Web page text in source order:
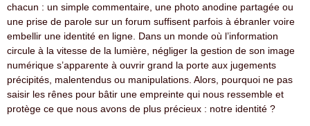
chacun : un simple commentaire, une photo anodine partagée ou
une prise de parole sur un forum suffisent parfois à ébranler voire
embellir une identité en ligne. Dans un monde où l’information
circule à la vitesse de la lumière, négliger la gestion de son image
numérique s’apparente à ouvrir grand la porte aux jugements
précipités, malentendus ou manipulations. Alors, pourquoi ne pas
saisir les rênes pour bâtir une empreinte qui nous ressemble et
protège ce que nous avons de plus précieux : notre identité ?